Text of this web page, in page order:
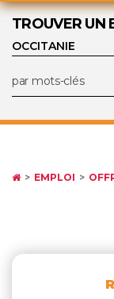
TROUVER UN
EMPLOI